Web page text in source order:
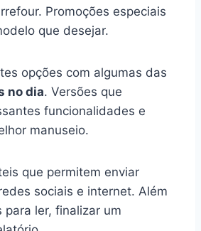
Promoções especiais
que desejar.
opções com algumas das
no dia. Versões que
funcionalidades e
manuseio.
que permitem enviar
sociais e internet. Além
para ler, finalizar um